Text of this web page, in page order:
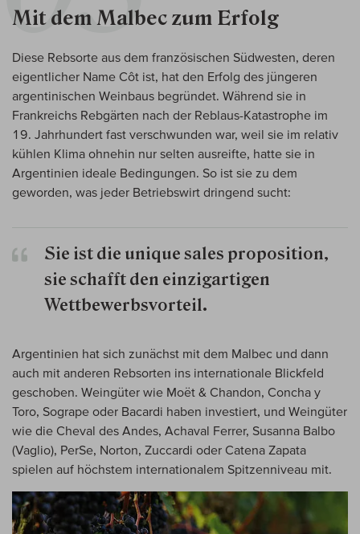
Mit dem Malbec zum Erfolg
Diese Rebsorte aus dem französischen Südwesten, deren
eigentlicher Name Côt ist, hat den Erfolg des jüngeren
argentinischen Weinbaus begründet. Während sie in
Frankreichs Rebgärten nach der Reblaus-Katastrophe im
19. Jahrhundert fast verschwunden war, weil sie im relativ
kühlen Klima ohnehin nur selten ausreifte, hatte sie in
Argentinien ideale Bedingungen. So ist sie zu dem
geworden, was jeder Betriebswirt dringend sucht:
Sie ist die unique sales proposition,
sie schafft den einzigartigen
Wettbewerbsvorteil.
Argentinien hat sich zunächst mit dem Malbec und dann
auch mit anderen Rebsorten ins internationale Blickfeld
geschoben. Weingüter wie Moët & Chandon, Concha y
Toro, Sogrape oder Bacardi haben investiert, und Weingüter
wie die Cheval des Andes, Achaval Ferrer, Susanna Balbo
(Vaglio), PerSe, Norton, Zuccardi oder Catena Zapata
spielen auf höchstem internationalem Spitzenniveau mit.